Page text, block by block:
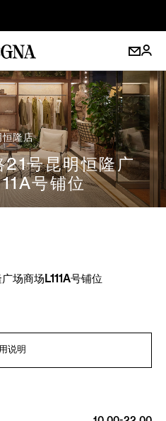
恒隆店
号昆明恒隆广
号铺位
场商场L111A号铺位
说明